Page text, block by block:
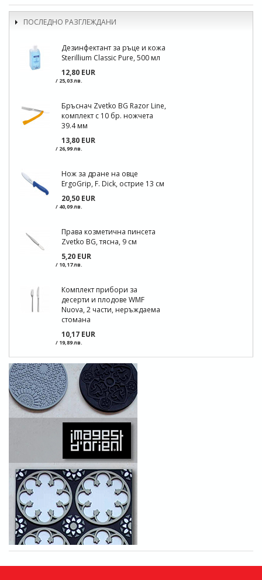
ПОСЛЕДНО РАЗГЛЕЖДАНИ
Дезинфектант за ръце и кожа
Sterillium Classic Pure, 500 мл
12,80 EUR
/ 25,03 лв.
Бръснач Zvetko BG Razor Line,
комплект с 10 бр. ножчета
39.4 мм
13,80 EUR
/ 26,99 лв.
Нож за дране на овце
ErgoGrip, F. Dick, острие 13 см
20,50 EUR
/ 40,09 лв.
Права козметична пинсета
Zvetko BG, тясна, 9 см
5,20 EUR
/ 10,17 лв.
Комплект прибори за
десерти и плодове WMF
Nuova, 2 части, неръждаема
стомана
10,17 EUR
/ 19,89 лв.